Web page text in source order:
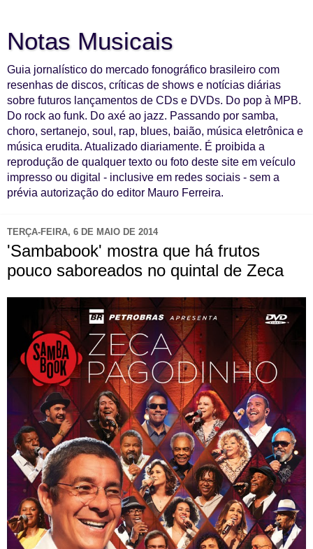
Notas Musicais
Guia jornalístico do mercado fonográfico brasileiro com
resenhas de discos, críticas de shows e notícias diárias
sobre futuros lançamentos de CDs e DVDs. Do pop à MPB.
Do rock ao funk. Do axé ao jazz. Passando por samba,
choro, sertanejo, soul, rap, blues, baião, música eletrônica e
música erudita. Atualizado diariamente. É proibida a
reprodução de qualquer texto ou foto deste site em veículo
impresso ou digital - inclusive em redes sociais - sem a
prévia autorização do editor Mauro Ferreira.
TERÇA-FEIRA, 6 DE MAIO DE 2014
'Sambabook' mostra que há frutos
pouco saboreados no quintal de Zeca